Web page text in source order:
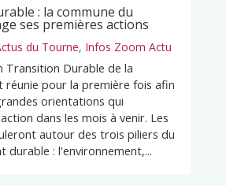
: la commune du
ses premières actions
du Tourne, Infos Zoom Actu
Transition Durable de la
réunie pour la première fois afin
orientations qui
dans les mois à venir. Les
autour des trois piliers du
durable : l'environnement,...